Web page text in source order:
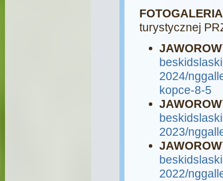
FOTOGALERIA
turystycznej
2024/
kopce-8-5
2023/
2022/